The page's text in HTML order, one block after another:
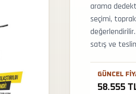
arama
seçimi,
satış ve
GÜNCEL
58.555